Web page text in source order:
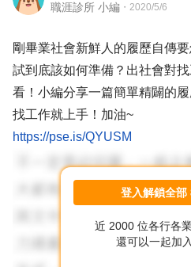
職涯診所 小編 ・ 2020/5/6
剛畢業社會新鮮人的履歷自傳
試到底該如何準備？出社會對
看！小編分享一篇簡單精闢的
找工作就上手！加油~
https://pse.is/QYUSM
登入解鎖全部
近 2000 位各行各
還可以一起加